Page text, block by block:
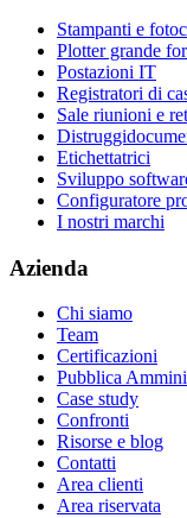
Stampanti e
Plotter grande
Postazioni IT
Registratori di
Sale riunioni e
Etichettatrici
Sviluppo
Configuratore
I nostri marchi
Azienda
Chi siamo
Team
Certificazioni
Pubblica
Case study
Confronti
Risorse e blog
Contatti
Area clienti
Area riservata